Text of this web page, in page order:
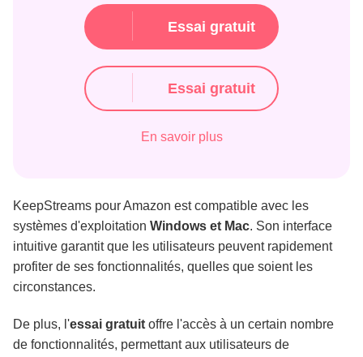
Essai gratuit
Essai gratuit
En savoir plus
KeepStreams pour Amazon est compatible avec les
systèmes d'exploitation Windows et Mac. Son interface
intuitive garantit que les utilisateurs peuvent rapidement
profiter de ses fonctionnalités, quelles que soient les
circonstances.
De plus, l'essai gratuit offre l'accès à un certain nombre
de fonctionnalités, permettant aux utilisateurs de